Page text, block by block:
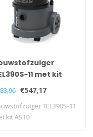
11 met kit
€547,17
TEL390S-11
kit AS10